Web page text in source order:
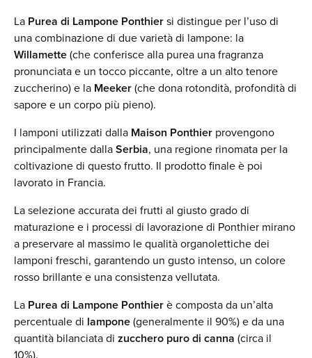
La Purea di Lampone Ponthiersi distingue per l’uso di
una combinazione di due varietà di lampone: la
Willamette(che conferisce alla purea una fragranza
pronunciata e un tocco piccante, oltre a un alto tenore
zuccherino) e la Meeker(che dona rotondità, profondità di
sapore e un corpo più pieno).
I lamponi utilizzati dalla Maison Ponthier provengono
principalmente dallaSerbia, una regione rinomata per la
coltivazione di questo frutto. Il prodotto finale è poi
lavorato in Francia.
La selezione accurata dei frutti al giusto grado di
maturazione e i processi di lavorazione di Ponthier mirano
a preservare al massimo le qualità organolettiche dei
lamponi freschi, garantendo un gusto intenso, un colore
rosso brillante e una consistenza vellutata.
La Purea di Lampone Ponthierè composta da un’alta
percentuale di lampone(generalmente il 90%) e da una
quantità bilanciata di zucchero puro di canna (circa il